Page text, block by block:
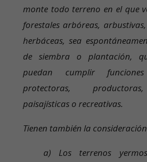
monte todo terreno en el que
forestales arbóreas,
herbáceas, sea
de siembra o plantación,
puedan cumplir funciones
protectoras,
paisajísticas o recreativas.
Tienen también la
a) Los terrenos